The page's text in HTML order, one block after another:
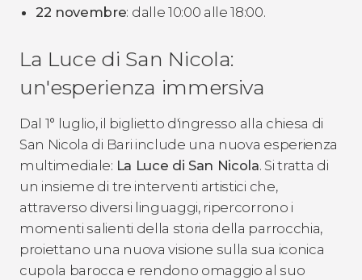
22 novembre: dalle 10:00 alle 18:00.
La Luce di San Nicola:
un'esperienza immersiva
Dal 1° luglio, il biglietto d'ingresso alla chiesa di
San Nicola di Bari include una nuova esperienza
multimediale: La Luce di San Nicola. Si tratta di
un insieme di tre interventi artistici che,
attraverso diversi linguaggi, ripercorrono i
momenti salienti della storia della parrocchia,
proiettano una nuova visione sulla sua iconica
cupola barocca e rendono omaggio al suo